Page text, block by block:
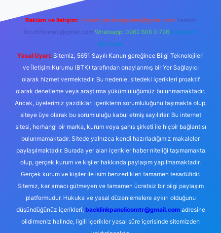
Reklam ve İletişim: E-mail: backlinkpaneli@gmail.com Teams:
forumhizmeti@gmail.com Whatsapp: 0262 606 0 726 Telegram:
@karabul
Yasal Uyarı: Sitemiz, 5651 Sayılı Kanun gereğince Bilgi Teknolojileri
ve İletişim Kurumu (BTK) tarafından onaylanmış bir Yer Sağlayıcı
olarak hizmet vermektedir. Bu nedenle, sitedeki içerikleri proaktif
olarak denetleme veya araştırma yükümlülüğümüz bulunmamaktadır.
Ancak, üyelerimiz yazdıkları içeriklerin sorumluluğunu taşımakta olup,
siteye üye olarak bu sorumluluğu kabul etmiş sayılırlar. Bu internet
sitesi, herhangi bir marka, kurum veya şahıs şirketi ile hiçbir bağlantısı
bulunmamaktadır. Sitede yalnızca kendi hazırladığımız makaleler
paylaşılmaktadır. Burada yer alan içerikler haber niteliği taşımamakta
olup, gerçek kurum ve kişiler hakkında paylaşım yapılmamaktadır.
Gerçek kurum ve kişiler ile isim benzerlikleri tamamen tesadüfidir.
Sitemiz, kar amacı gütmeyen ve tamamen ücretsiz bir bilgi paylaşım
platformudur. Hukuka ve yasal düzenlemelere aykırı olduğunu
düşündüğünüz içerikleri, backlinkpanelicomtr@gmail.comadresine
bildirmeniz halinde, ilgili içerikler yasal süre içerisinde sitemizden